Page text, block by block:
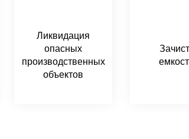
Ликвидация
опасных
производственных
объектов